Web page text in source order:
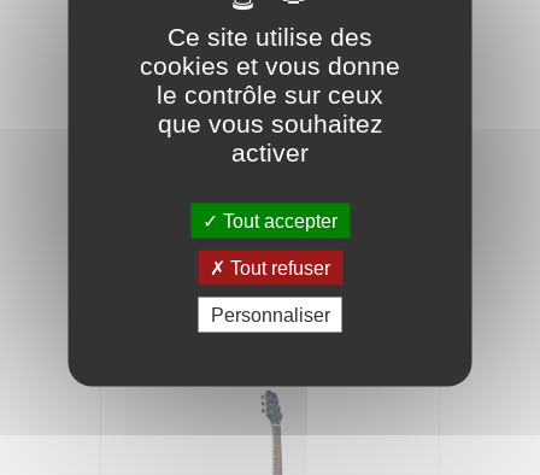
Guitare acoustique dreadnought 3/4
124,90 €
Ce site utilise des
cookies et vous donne
le contrôle sur ceux
que vous souhaitez
activer
Tout accepter
Tout refuser
Personnaliser